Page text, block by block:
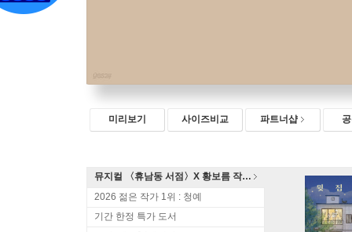
미리보기 사이즈비교 파트너샵
뮤지컬 〈휴남동 서점〉X 황보름 작가 북토크
2026 젊은 작가 1위 : 청예
기간 한정 특가 도서